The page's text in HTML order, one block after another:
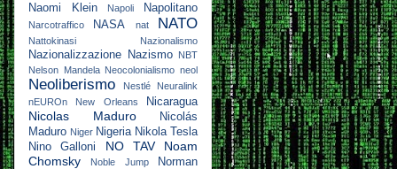
Naomi Klein
Napoli Napolitano
Narcotraffico NASA nat NATO
Nattokinasi Nazionalismo
Nazionalizzazione Nazismo
NBT
Nelson Mandela Neocolonialismo neol
Neoliberismo Nestlé
Neuralink
nEUROn
New Orleans Nicaragua
Nicolas Maduro
Nicolás
Maduro Niger Nigeria Nikola Tesla
Nino Galloni
NO TAV
Noam
Chomsky
Noble Jump
Norman